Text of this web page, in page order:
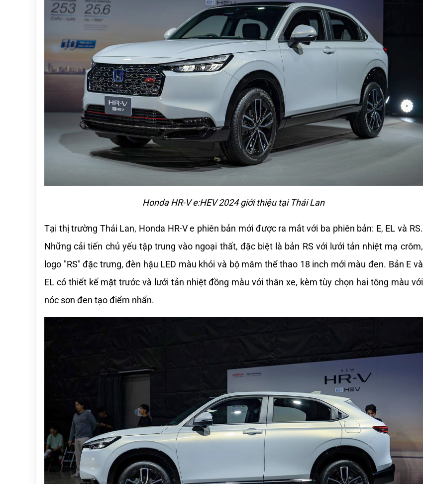
Honda HR-V e:HEV 2024 giới thiệu tại Thái Lan
Tại thị trường Thái Lan, Honda HR-V e phiên bản mới được ra mắt với ba phiên bản: E, EL và RS.
Những cải tiến chủ yếu tập trung vào ngoại thất, đặc biệt là bản RS với lưới tản nhiệt mạ crôm,
logo "RS" đặc trưng, đèn hậu LED màu khói và bộ mâm thể thao 18 inch mới màu đen. Bản E và
EL có thiết kế mặt trước và lưới tản nhiệt đồng màu với thân xe, kèm tùy chọn hai tông màu với
nóc sơn đen tạo điểm nhấn.